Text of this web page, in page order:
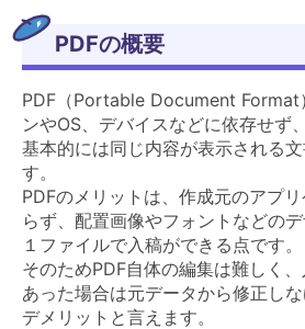
PDFの概要
PDF（Portable Document Format
ンやOS、デバイスなどに依存せず
基本的には同じ内容が表示される
す。
PDFのメリットは、作成元のアプ
らず、配置画像やフォントなどの
１ファイルで入稿ができる点です。
そのためPDF自体の編集は難しく
あった場合は元データから修正し
デメリットと言えます。